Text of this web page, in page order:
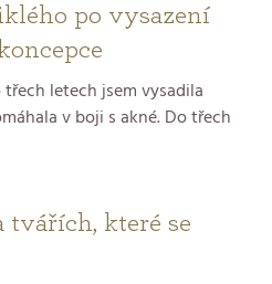
po vysazení
letech jsem vysadila
v boji s akné. Do třech
tvářích, které se